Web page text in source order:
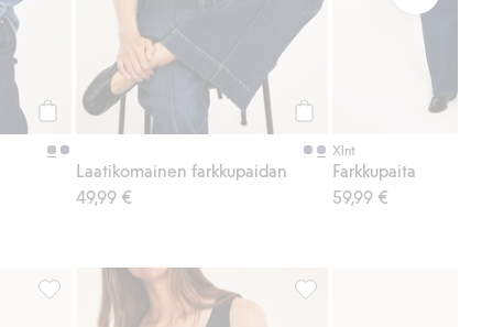
Laatikomainen farkkupaidan
49,99 €
Xlnt
Farkkupaita
59,99 €
Pull on -housut barrel fit, Lisää suosikkeihin